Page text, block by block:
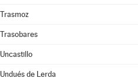
Trasmoz
Trasobares
Uncastillo
Undués de Lerda